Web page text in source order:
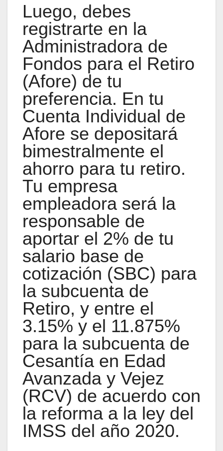
Luego, debes
registrarte en la
Administradora de
Fondos para el Retiro
(Afore) de tu
preferencia. En tu
Cuenta Individual de
Afore se depositará
bimestralmente el
ahorro para tu retiro.
Tu empresa
empleadora será la
responsable de
aportar el 2% de tu
salario base de
cotización (SBC) para
la subcuenta de
Retiro, y entre el
3.15% y el 11.875%
para la subcuenta de
Cesantía en Edad
Avanzada y Vejez
(RCV) de acuerdo con
la reforma a la ley del
IMSS del año 2020.